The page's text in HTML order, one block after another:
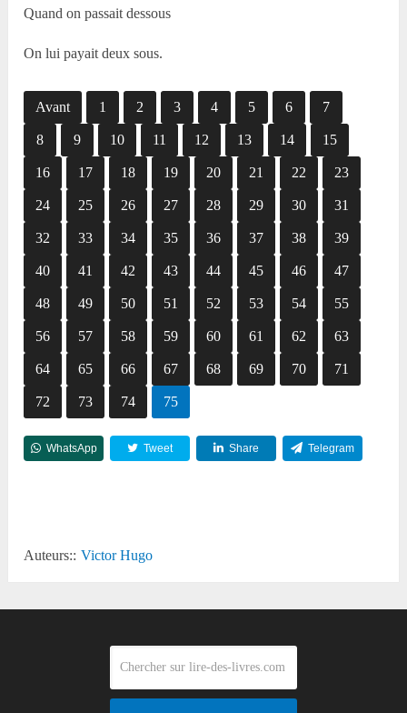
Quand on passait dessous
On lui payait deux sous.
Avant 1 2 3 4 5 6 7
8 9 10 11 12 13 14 15
16 17 18 19 20 21 22 23
24 25 26 27 28 29 30 31
32 33 34 35 36 37 38 39
40 41 42 43 44 45 46 47
48 49 50 51 52 53 54 55
56 57 58 59 60 61 62 63
64 65 66 67 68 69 70 71
72 73 74 75
WhatsApp Tweet Share Telegram
Auteurs:: Victor Hugo